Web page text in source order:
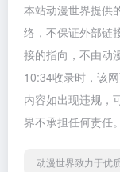
本站动漫世界提供
络，不保证外部链
接的指向，不由动
10:34收录时，该
内容如出现违规，
界不承担任何责任。
动漫世界致力于优